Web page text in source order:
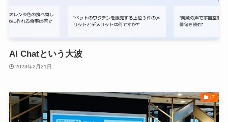
AI Chatという大波
2023年2月21日
IT